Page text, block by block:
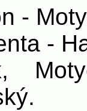
-
-